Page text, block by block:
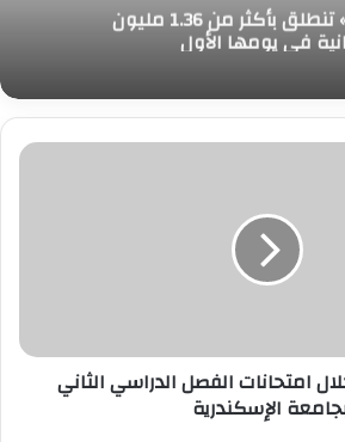
العنصر البشري هو أساس
امتحانات الفصل الدراسي الثاني
الإسكندرية